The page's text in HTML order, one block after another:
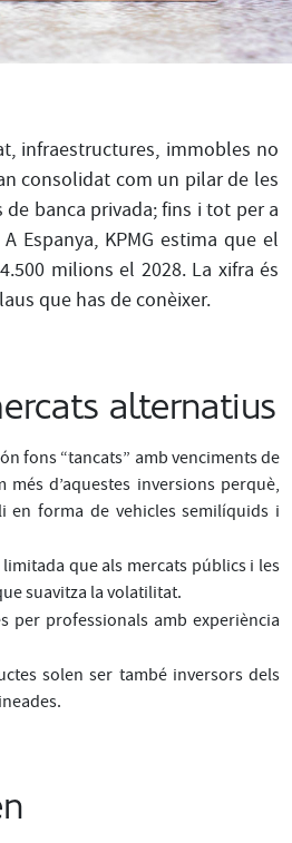
infraestructures, immobles no
consolidat com un pilar de les
banca privada; fins i tot per a
Espanya, KPMG estima que el
milions el 2028. La xifra és
que has de conèixer.
alternatius
fons “tancats” amb venciments de
d’aquestes inversions perquè,
forma de vehicles semilíquids i
que als mercats públics i les
suavitza la volatilitat.
per professionals amb experiència
solen ser també inversors dels